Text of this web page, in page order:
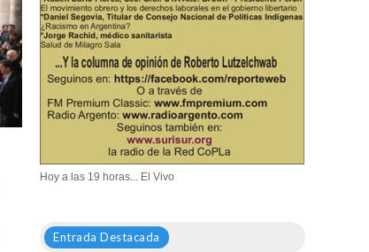
Hoy a las 19 horas... El Vivo
Entrada Destacada